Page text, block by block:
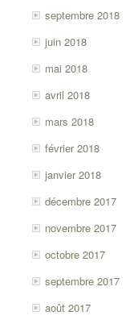
septembre 2018
juin 2018
mai 2018
avril 2018
mars 2018
février 2018
janvier 2018
décembre 2017
novembre 2017
octobre 2017
septembre 2017
août 2017